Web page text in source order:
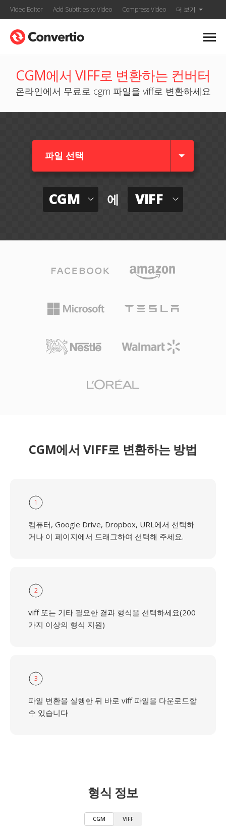
Video Editor Add Subtitles to Video Compress Video 더 보기
CGM에서 VIFF로 변환하는 컨버터
온라인에서 무료로 cgm 파일을 viff로 변환하세요
파일 선택
CGM 에 VIFF
CGM에서 VIFF로 변환하는 방법
1
컴퓨터, Google Drive, Dropbox, URL에서 선택하
거나 이 페이지에서 드래그하여 선택해 주세요.
2
viff 또는 기타 필요한 결과 형식을 선택하세요(200
가지 이상의 형식 지원)
3
파일 변환을 실행한 뒤 바로 viff 파일을 다운로드할
수 있습니다
형식 정보
CGM VIFF